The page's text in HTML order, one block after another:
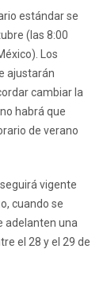
estándar se
(las 8:00
Los
ajustarán
cambiar la
habrá que
de verano
vigente
cuando se
adelanten una
el 28 y el 29 de